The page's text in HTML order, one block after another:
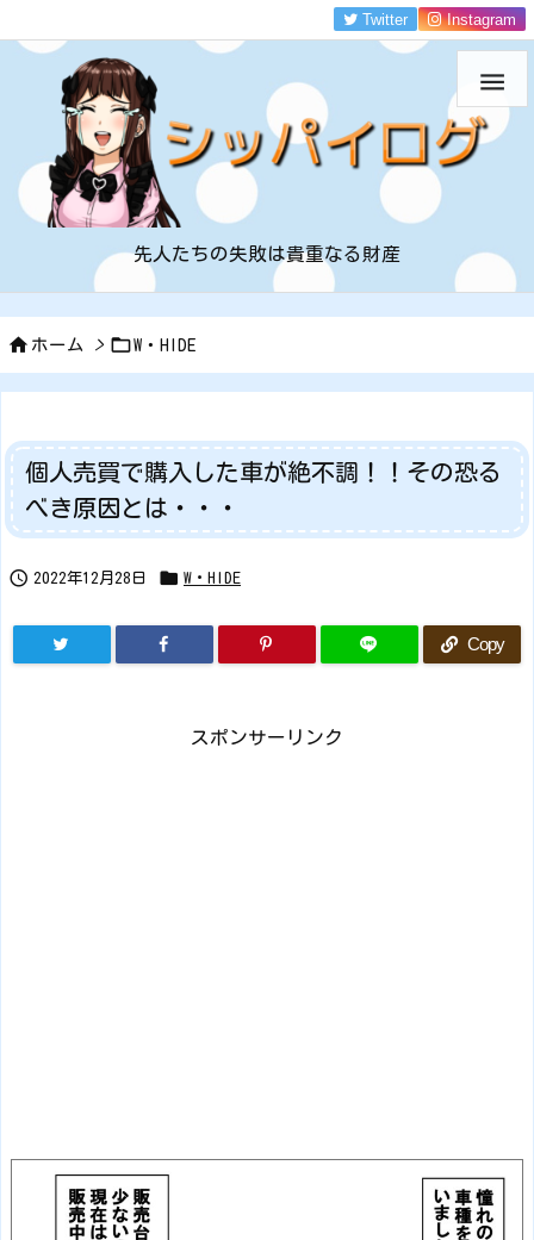
先人たちの失敗は貴重なる財産

Twitter Instagram
 ホーム > W・HIDE
個人売買で購入した車が絶不調！！その恐る
べき原因とは・・・
 2022年12月28日  W・HIDE
Copy
スポンサーリンク